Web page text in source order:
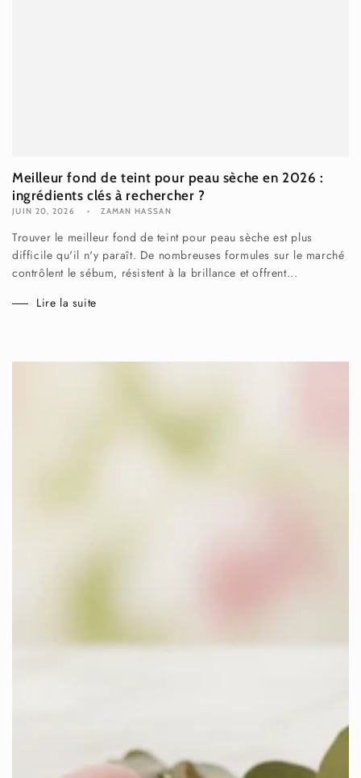
Meilleur fond de teint pour peau sèche en 2026 :
ingrédients clés à rechercher ?
JUIN 20, 2026 ZAMAN HASSAN
Trouver le meilleur fond de teint pour peau sèche est plus
difficile qu'il n'y paraît. De nombreuses formules sur le marché
contrôlent le sébum, résistent à la brillance et offrent...
Lire la suite